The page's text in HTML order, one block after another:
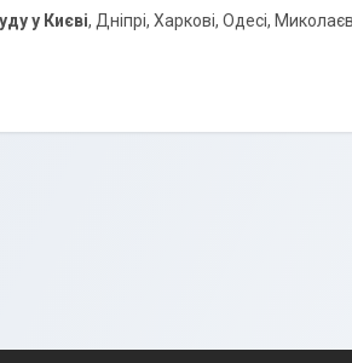
у Києві, Дніпрі, Харкові, Одесі,